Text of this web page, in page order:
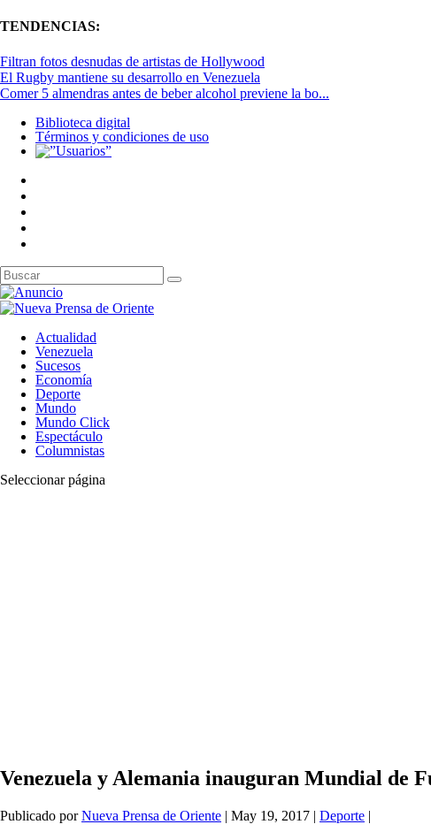
TENDENCIAS:
Filtran fotos desnudas de artistas de Hollywood
El Rugby mantiene su desarrollo en Venezuela
Comer 5 almendras antes de beber alcohol previene la bo...
Biblioteca digital
Términos y condiciones de uso
Actualidad
Venezuela
Sucesos
Economía
Deporte
Mundo
Mundo Click
Espectáculo
Columnistas
Seleccionar página
Venezuela y Alemania inauguran Mundial de
Publicado porNueva Prensa de Oriente | May 19, 2017 | Deporte |